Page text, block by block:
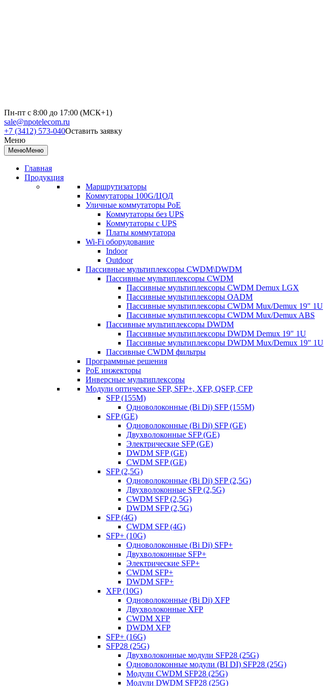
Пн-пт с 8:00 до 17:00 (МСК+1)
sale@npotelecom.ru
+7 (3412) 573-040Оставить заявку
Меню
МенюМеню
Главная
Продукция
Маршрутизаторы
Коммутаторы 100G/ЦОД
Уличные коммутаторы PoE
Коммутаторы без UPS
Коммутаторы с UPS
Платы коммутатора
Wi-Fi оборудование
Indoor
Outdoor
Пассивные мультиплексоры CWDM\DWDM
Пассивные мультиплексоры CWDM
Пассивные мультиплексоры CWDM Demux LGX
Пассивные мультиплексоры OADM
Пассивные мультиплексоры CWDM Mux/Demux 19" 1U
Пассивные мультиплексоры CWDM Mux/Demux ABS
Пассивные мультиплексоры DWDM
Пассивные мультиплексоры DWDM Demux 19" 1U
Пассивные мультиплексоры DWDM Mux/Demux 19" 1U
Пассивные CWDM фильтры
Программные решения
PoE инжекторы
Инверсные мультиплексоры
Модули оптические SFP, SFP+, XFP, QSFP, CFP
SFP (155M)
Одноволоконные (Bi Di) SFP (155M)
SFP (GE)
Одноволоконные (Bi Di) SFP (GE)
Двухволоконные SFP (GE)
Электрические SFP (GE)
DWDM SFP (GE)
CWDM SFP (GE)
SFP (2,5G)
Одноволоконные (Bi Di) SFP (2,5G)
Двухволоконные SFP (2,5G)
CWDM SFP (2,5G)
DWDM SFP (2,5G)
SFP (4G)
CWDM SFP (4G)
SFP+ (10G)
Одноволоконные (Bi Di) SFP+
Двухволоконные SFP+
Электрические SFP+
CWDM SFP+
DWDM SFP+
XFP (10G)
Одноволоконные (Bi Di) XFP
Двухволоконные XFP
CWDM XFP
DWDM XFP
SFP+ (16G)
SFP28 (25G)
Двухволоконные модули SFP28 (25G)
Одноволоконные модули (BI DI) SFP28 (25G)
Модули CWDM SFP28 (25G)
Модули DWDM SFP28 (25G)